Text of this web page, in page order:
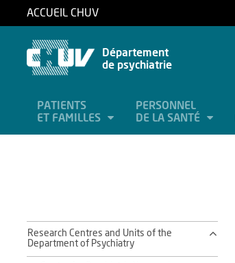
ACCUEIL CHUV
Département
de psychiatrie
PATIENTS
ET FAMILLES
PERSONNEL
DE LA SANTÉ
Research Centres and Units of the
Department of Psychiatry